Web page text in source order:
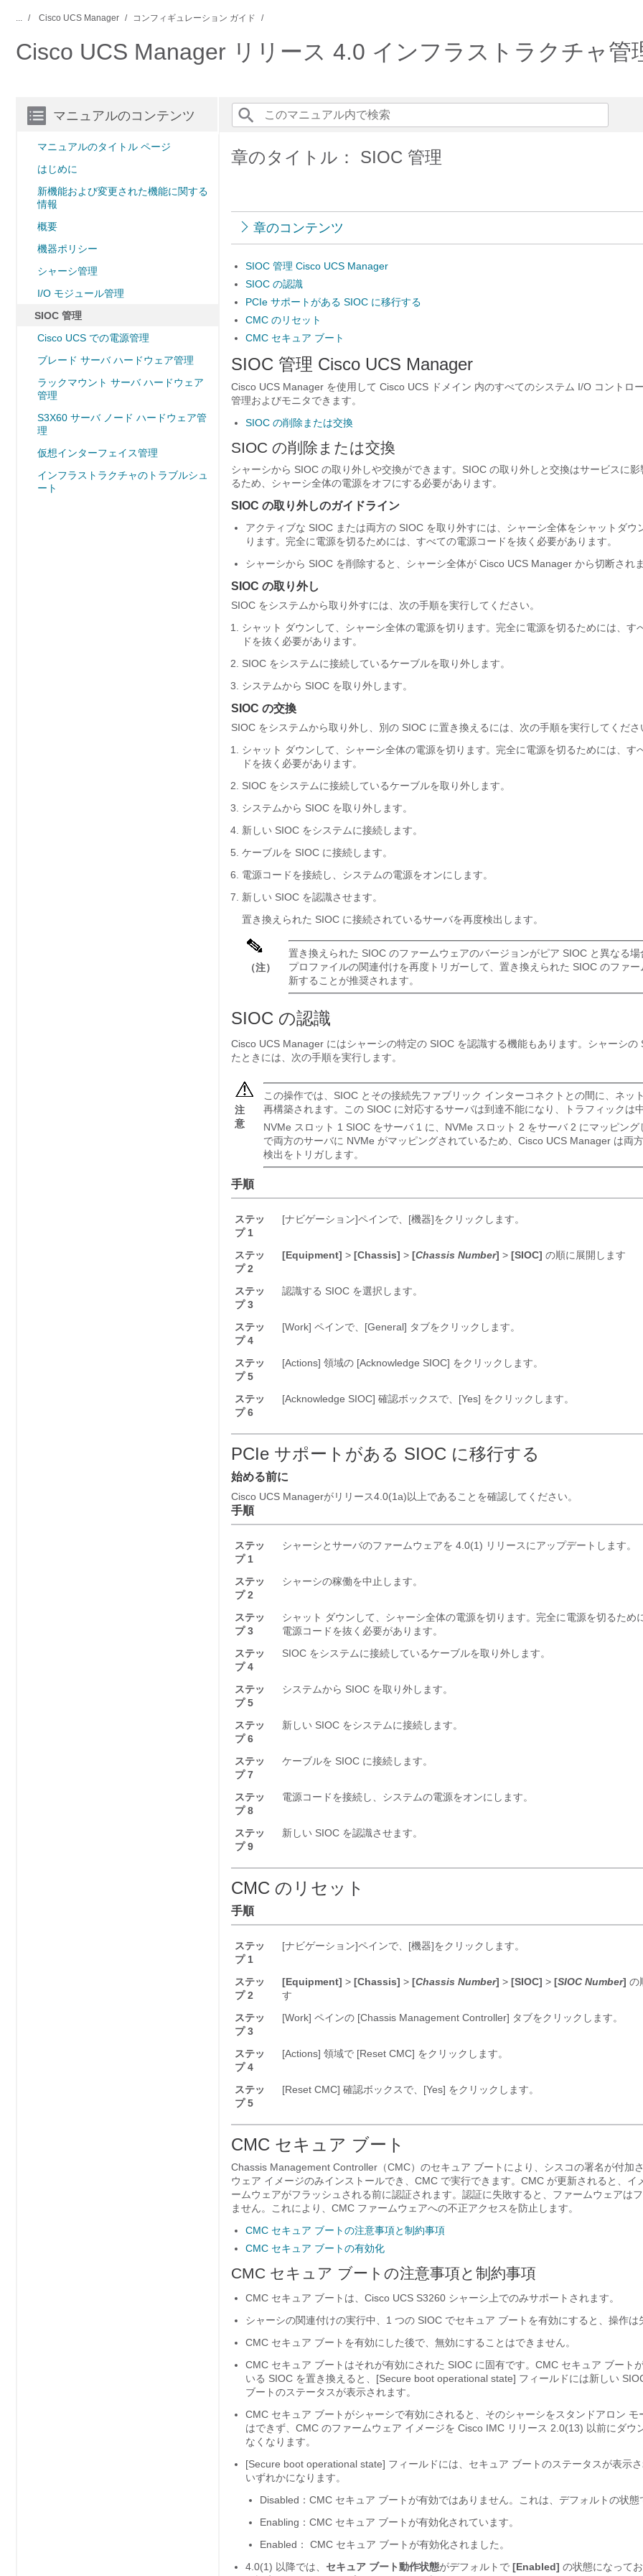
... Cisco UCS Manager コンフィギュレーション ガイド
Cisco UCS Manager リリース 4.0 インフラストラクチャ管
マニュアルのコンテンツ
マニュアルのタイトル ページ
はじめに
新機能および変更された機能に関する
情報
概要
機器ポリシー
シャーシ管理
I/O モジュール管理
SIOC 管理
Cisco UCS での電源管理
ブレード サーバ ハードウェア管理
ラックマウント サーバ ハードウェア
管理
S3X60 サーバ ノード ハードウェア管
理
仮想インターフェイス管理
インフラストラクチャのトラブルシュ
ート
章のタイトル： SIOC 管理
章のコンテンツ
SIOC 管理 Cisco UCS Manager
SIOC の認識
PCIe サポートがある SIOC に移行する
CMC のリセット
CMC セキュア ブート
SIOC 管理 Cisco UCS Manager
Cisco UCS Manager を使用して Cisco UCS ドメイン 内のすべてのシステム I/O コントロ
管理およびモニタできます。
SIOC の削除または交換
SIOC の削除または交換
シャーシから SIOC の取り外しや交換ができます。SIOC の取り外しと交換はサービスに影
るため、シャーシ全体の電源をオフにする必要があります。
SIOC の取り外しのガイドライン
アクティブな SIOC または両方の SIOC を取り外すには、シャーシ全体をシャットダウ
ります。完全に電源を切るためには、すべての電源コードを抜く必要があります。
シャーシから SIOC を削除すると、シャーシ全体が Cisco UCS Manager から切断されま
SIOC の取り外し
SIOC をシステムから取り外すには、次の手順を実行してください。
シャット ダウンして、シャーシ全体の電源を切ります。完全に電源を切るためには、す
ドを抜く必要があります。
SIOC をシステムに接続しているケーブルを取り外します。
システムから SIOC を取り外します。
SIOC の交換
SIOC をシステムから取り外し、別の SIOC に置き換えるには、次の手順を実行してくださ
シャット ダウンして、シャーシ全体の電源を切ります。完全に電源を切るためには、す
ドを抜く必要があります。
SIOC をシステムに接続しているケーブルを取り外します。
システムから SIOC を取り外します。
新しい SIOC をシステムに接続します。
ケーブルを SIOC に接続します。
電源コードを接続し、システムの電源をオンにします。
新しい SIOC を認識させます。
置き換えられた SIOC に接続されているサーバを再度検出します。
（注）
置き換えられた SIOC のファームウェアのバージョンがピア SIOC と異なる場
プロファイルの関連付けを再度トリガーして、置き換えられた SIOC のファー
新することが推奨されます。
SIOC の認識
Cisco UCS Manager にはシャーシの特定の SIOC を認識する機能もあります。シャーシの
たときには、次の手順を実行します。
注
意
この操作では、SIOC とその接続先ファブリック インターコネクトとの間に、ネッ
再構築されます。この SIOC に対応するサーバは到達不能になり、トラフィックは
NVMe スロット 1 SIOC をサーバ 1 に、NVMe スロット 2 をサーバ 2 にマッピング
で両方のサーバに NVMe がマッピングされているため、 Cisco UCS Manager は両
検出をトリガします。
手順
ステッ
プ 1
[ナビゲーション]ペインで、[機器]をクリックします。
ステッ
プ 2
[Equipment] > [Chassis] > [Chassis Number] > [SIOC] の順に展開します
ステッ
プ 3
認識する SIOC を選択します。
ステッ
プ 4
[Work] ペインで、[General] タブをクリックします。
ステッ
プ 5
[Actions] 領域の [Acknowledge SIOC] をクリックします。
ステッ
プ 6
[Acknowledge SIOC] 確認ボックスで、[Yes] をクリックします。
PCIe サポートがある SIOC に移行する
始める前に
Cisco UCS Managerがリリース4.0(1a)以上であることを確認してください。
手順
ステッ
プ 1
シャーシとサーバのファームウェアを 4.0(1) リリースにアップデートします。
ステッ
プ 2
シャーシの稼働を中止します。
ステッ
プ 3
シャット ダウンして、シャーシ全体の電源を切ります。完全に電源を切るため
電源コードを抜く必要があります。
ステッ
プ 4
SIOC をシステムに接続しているケーブルを取り外します。
ステッ
プ 5
システムから SIOC を取り外します。
ステッ
プ 6
新しい SIOC をシステムに接続します。
ステッ
プ 7
ケーブルを SIOC に接続します。
ステッ
プ 8
電源コードを接続し、システムの電源をオンにします。
ステッ
プ 9
新しい SIOC を認識させます。
CMC のリセット
手順
ステッ
プ 1
[ナビゲーション]ペインで、[機器]をクリックします。
ステッ
プ 2
[Equipment] > [Chassis] > [Chassis Number] > [SIOC] > [SIOC Number] の
す
ステッ
プ 3
[Work] ペインの [Chassis Management Controller] タブをクリックします。
ステッ
プ 4
[Actions] 領域で [Reset CMC] をクリックします。
ステッ
プ 5
[Reset CMC] 確認ボックスで、[Yes] をクリックします。
CMC セキュア ブート
Chassis Management Controller（CMC）のセキュア ブートにより、シスコの署名が付加
ウェア イメージのみインストールでき、CMC で実行できます。CMC が更新されると、イ
ームウェアがフラッシュされる前に認証されます。認証に失敗すると、ファームウェアは
ません。これにより、CMC ファームウェアへの不正アクセスを防止します。
CMC セキュア ブートの注意事項と制約事項
CMC セキュア ブートの有効化
CMC セキュア ブートの注意事項と制約事項
CMC セキュア ブートは、Cisco UCS S3260 シャーシ 上でのみサポートされます。
シャーシの関連付けの実行中、1 つの SIOC でセキュア ブートを有効にすると、操作は
CMC セキュア ブートを有効にした後で、無効にすることはできません。
CMC セキュア ブートはそれが有効にされた SIOC に固有です。CMC セキュア ブート
いる SIOC を置き換えると、[Secure boot operational state] フィールドには新しい
ブートのステータスが表示されます。
CMC セキュア ブートがシャーシで有効にされると、そのシャーシをスタンドアロン モ
はできず、CMC のファームウェア イメージを Cisco IMC リリース 2.0(13) 以前にダウ
なくなります。
[Secure boot operational state] フィールドには、セキュア ブートのステータスが表示
いずれかになります。
Disabled：CMC セキュア ブートが有効ではありません。これは、デフォルトの状態
Enabling：CMC セキュア ブートが有効化されています。
Enabled：
CMC セキュア ブートが有効化されました。
4.0(1) 以降では、 セキュア ブート動作状態がデフォルトで [Enabled] の状態になって